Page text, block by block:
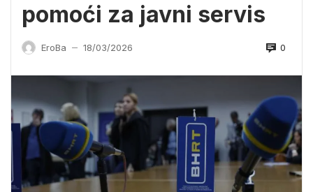
pomoći za javni servis
EroBa — 18/03/2026 0